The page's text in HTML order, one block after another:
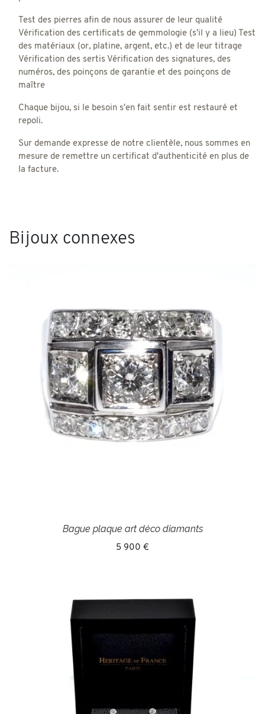
Test des pierres afin de nous assurer de leur qualité
Vérification des certificats de gemmologie (s'il y a lieu) Test
des matériaux (or, platine, argent, etc.) et de leur titrage
Vérification des sertis Vérification des signatures, des
numéros, des poinçons de garantie et des poinçons de
maître
Chaque bijou, si le besoin s'en fait sentir est restauré et
repoli.
Sur demande expresse de notre clientèle, nous sommes en
mesure de remettre un certificat d'authenticité en plus de
la facture.
Bijoux connexes
Bague plaque art déco diamants
5 900 €